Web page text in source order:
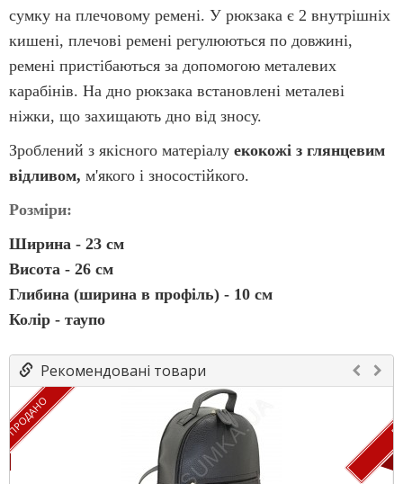
сумку на плечовому ремені. У рюкзака є 2 внутрішніх
кишені, плечові ремені регулюються по довжині,
ремені пристібаються за допомогою металевих
карабінів. На дно рюкзака встановлені металеві
ніжки, що захищають дно від зносу.
Зроблений з якісного матеріалу екокожі з глянцевим
відливом, м'якого і зносостійкого.
Розміри:
Ширина - 23 см
Висота - 26 см
Глибина (ширина в профіль) - 10 см
Колір - таупо
Рекомендовані товари
ПРОДАНО